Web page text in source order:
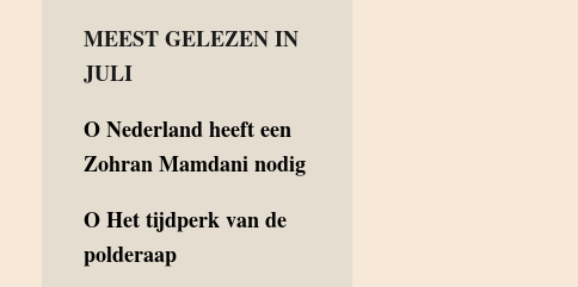
MEEST GELEZEN IN
JULI
ONederland heeft een
Zohran Mamdani nodig
OHet tijdperk van de
polderaap